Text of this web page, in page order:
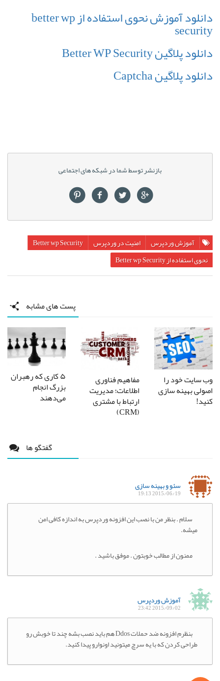
دانلود آموزش نحوی استفاده از better wp
security
دانلود پلاگین Better WP Security
دانلود پلاگین Captcha
بازنشر توسط شما در شبکه های اجتماعی
آموزش وردپرس امنیت در وردپرس
Better wp Security
نحوی استفاده از Better wp Security
پست های مشابه
وب سایت خود را
اصولی بهینه سازی
کنید!
مفاهیم فناوری
اطلاعات؛ مدیریت
ارتباط با مشتری
(CRM)
۵ کاری که رهبران
بزرگ انجام
می‌دهند
گفتگو ها
سئو و بهینه سازی
2015/06/19 19:13
سلام . بنظر من با نصب این افزونه وردپرس به اندازه کافی امن
میشه.
ممنون از مطالب خوبتون . موفق باشید .
آموزش وردپرس
2015/09/02 23:42
بنظرم افزونه ضد حملات Ddos هم باید نصب بشه چند تا خوبش رو
طراحی کردن که با یه سرچ میتونید اونوارو پیدا کنید.